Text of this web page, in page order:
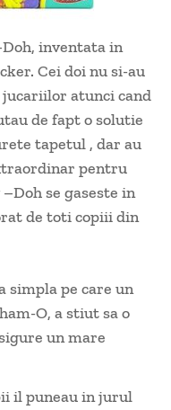
inventata in
Cei doi nu si-au
atunci cand
de fapt o solutie
tapetul , dar au
pentru
se gaseste in
de toti copiii din
simpla pe care un
O, a stiut sa o
un mare
il puneau in jurul